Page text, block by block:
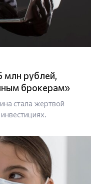
млн рублей,
брокерам»
стала жертвой